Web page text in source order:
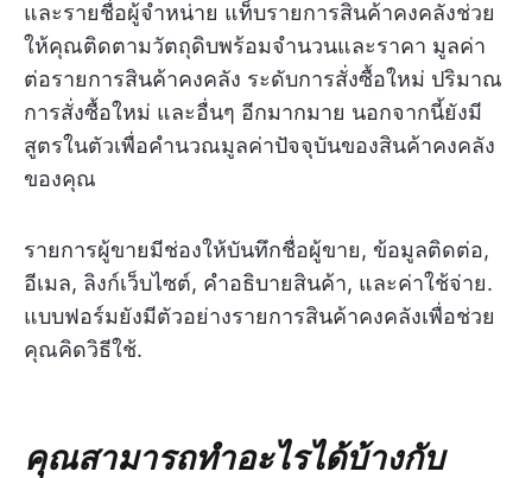
และรายชื่อผู้จำหน่าย แท็บรายการสินค้าคงคลังช่วย
ให้คุณติดตามวัตถุดิบพร้อมจำนวนและราคา มูลค่า
ต่อรายการสินค้าคงคลัง ระดับการสั่งซื้อใหม่ ปริมาณ
การสั่งซื้อใหม่ และอื่นๆ อีกมากมาย นอกจากนี้ยังมี
สูตรในตัวเพื่อคำนวณมูลค่าปัจจุบันของสินค้าคงคลัง
ของคุณ
รายการผู้ขายมีช่องให้บันทึกชื่อผู้ขาย, ข้อมูลติดต่อ,
อีเมล, ลิงก์เว็บไซต์, คำอธิบายสินค้า, และค่าใช้จ่าย.
แบบฟอร์มยังมีตัวอย่างรายการสินค้าคงคลังเพื่อช่วย
คุณคิดวิธีใช้.
คุณสามารถทำอะไรได้บ้างกับ